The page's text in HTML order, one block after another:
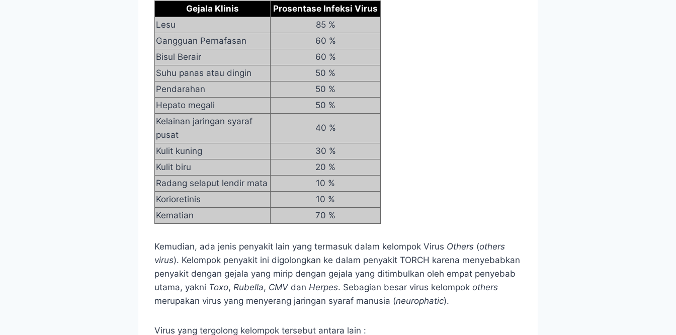
Gejala Klinis
Prosentase Infeksi Virus
Lesu
85 %
Gangguan Pernafasan
60 %
Bisul Berair
60 %
Suhu panas atau dingin
50 %
Pendarahan
50 %
Hepato megali
50 %
Kelainan jaringan syaraf
pusat
40 %
Kulit kuning
30 %
Kulit biru
20 %
Radang selaput lendir mata
10 %
Korioretinis
10 %
Kematian
70 %
Kemudian, ada jenis penyakit lain yang termasuk dalam kelompok Virus Others (others
virus). Kelompok penyakit ini digolongkan ke dalam penyakit TORCH karena menyebabkan
penyakit dengan gejala yang mirip dengan gejala yang ditimbulkan oleh empat penyebab
utama, yakni Toxo, Rubella, CMV dan Herpes. Sebagian besar virus kelompok others
merupakan virus yang menyerang jaringan syaraf manusia (neurophatic).
Virus yang tergolong kelompok tersebut antara lain :